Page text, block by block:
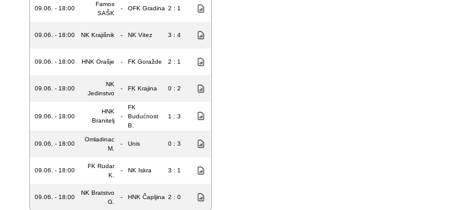
09.06. - 18:00
Famos
SAŠK
- OFK Gradina 2 : 1
09.06. - 18:00 NK Krajišnik - NK Vitez 3 : 4
09.06. - 18:00 HNK Orašje - FK Goražde 2 : 1
09.06. - 18:00
NK
Jedinstvo
- FK Krajina 0 : 2
09.06. - 18:00
HNK
Branitelj
-
FK
Budućnost
B.
1 : 3
09.06. - 18:00
Omladinac
M.
- Unis 0 : 3
09.06. - 18:00
FK Rudar
K.
- NK Iskra 3 : 1
09.06. - 18:00
NK Bratstvo
G.
- HNK Čapljina 2 : 0